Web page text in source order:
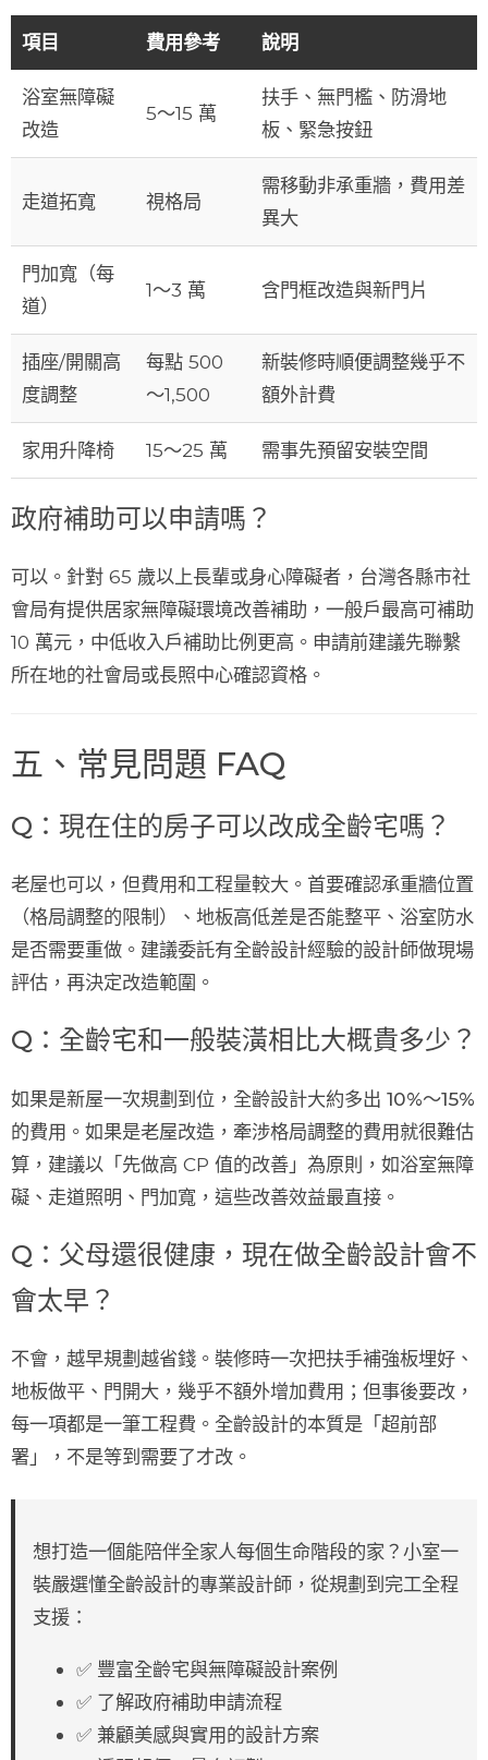
項目 費用參考 說明
浴室無障礙
改造
5～15 萬
扶手、無門檻、防滑地
板、緊急按鈕
走道拓寬 視格局
需移動非承重牆，費用差
異大
門加寬（每
道）
1～3 萬 含門框改造與新門片
插座/開關高
度調整
每點 500
～1,500
新裝修時順便調整幾乎不
額外計費
家用升降椅 15～25 萬 需事先預留安裝空間
政府補助可以申請嗎？
可以。針對 65 歲以上長輩或身心障礙者，台灣各縣市社
會局有提供居家無障礙環境改善補助 ，一般戶最高可補助
10 萬元，中低收入戶補助比例更高。申請前建議先聯繫
所在地的社會局或長照中心確認資格。
五、常見問題 FAQ
Q：現在住的房子可以改成全齡宅嗎？
老屋也可以，但費用和工程量較大。首要確認承重牆位置
（格局調整的限制）、地板高低差是否能整平、浴室防水
是否需要重做。建議委託有全齡設計經驗的設計師做現場
評估，再決定改造範圍。
Q：全齡宅和一般裝潢相比大概貴多少？
如果是新屋一次規劃到位，全齡設計大約多出 10%～15%
的費用 。如果是老屋改造，牽涉格局調整的費用就很難估
算，建議以「先做高 CP 值的改善」為原則，如浴室無障
礙、走道照明、門加寬，這些改善效益最直接。
Q：父母還很健康，現在做全齡設計會不
會太早？
不會，越早規劃越省錢。裝修時一次把扶手補強板埋好、
地板做平、門開大，幾乎不額外增加費用；但事後要改，
每一項都是一筆工程費。全齡設計的本質是 「超前部
署」
，不是等到需要了才改。
想打造一個能陪伴全家人每個生命階段的家？小室一
裝嚴選懂全齡設計的專業設計師，從規劃到完工全程
支援：
✅ 豐富全齡宅與無障礙設計案例
✅ 了解政府補助申請流程
✅ 兼顧美感與實用的設計方案